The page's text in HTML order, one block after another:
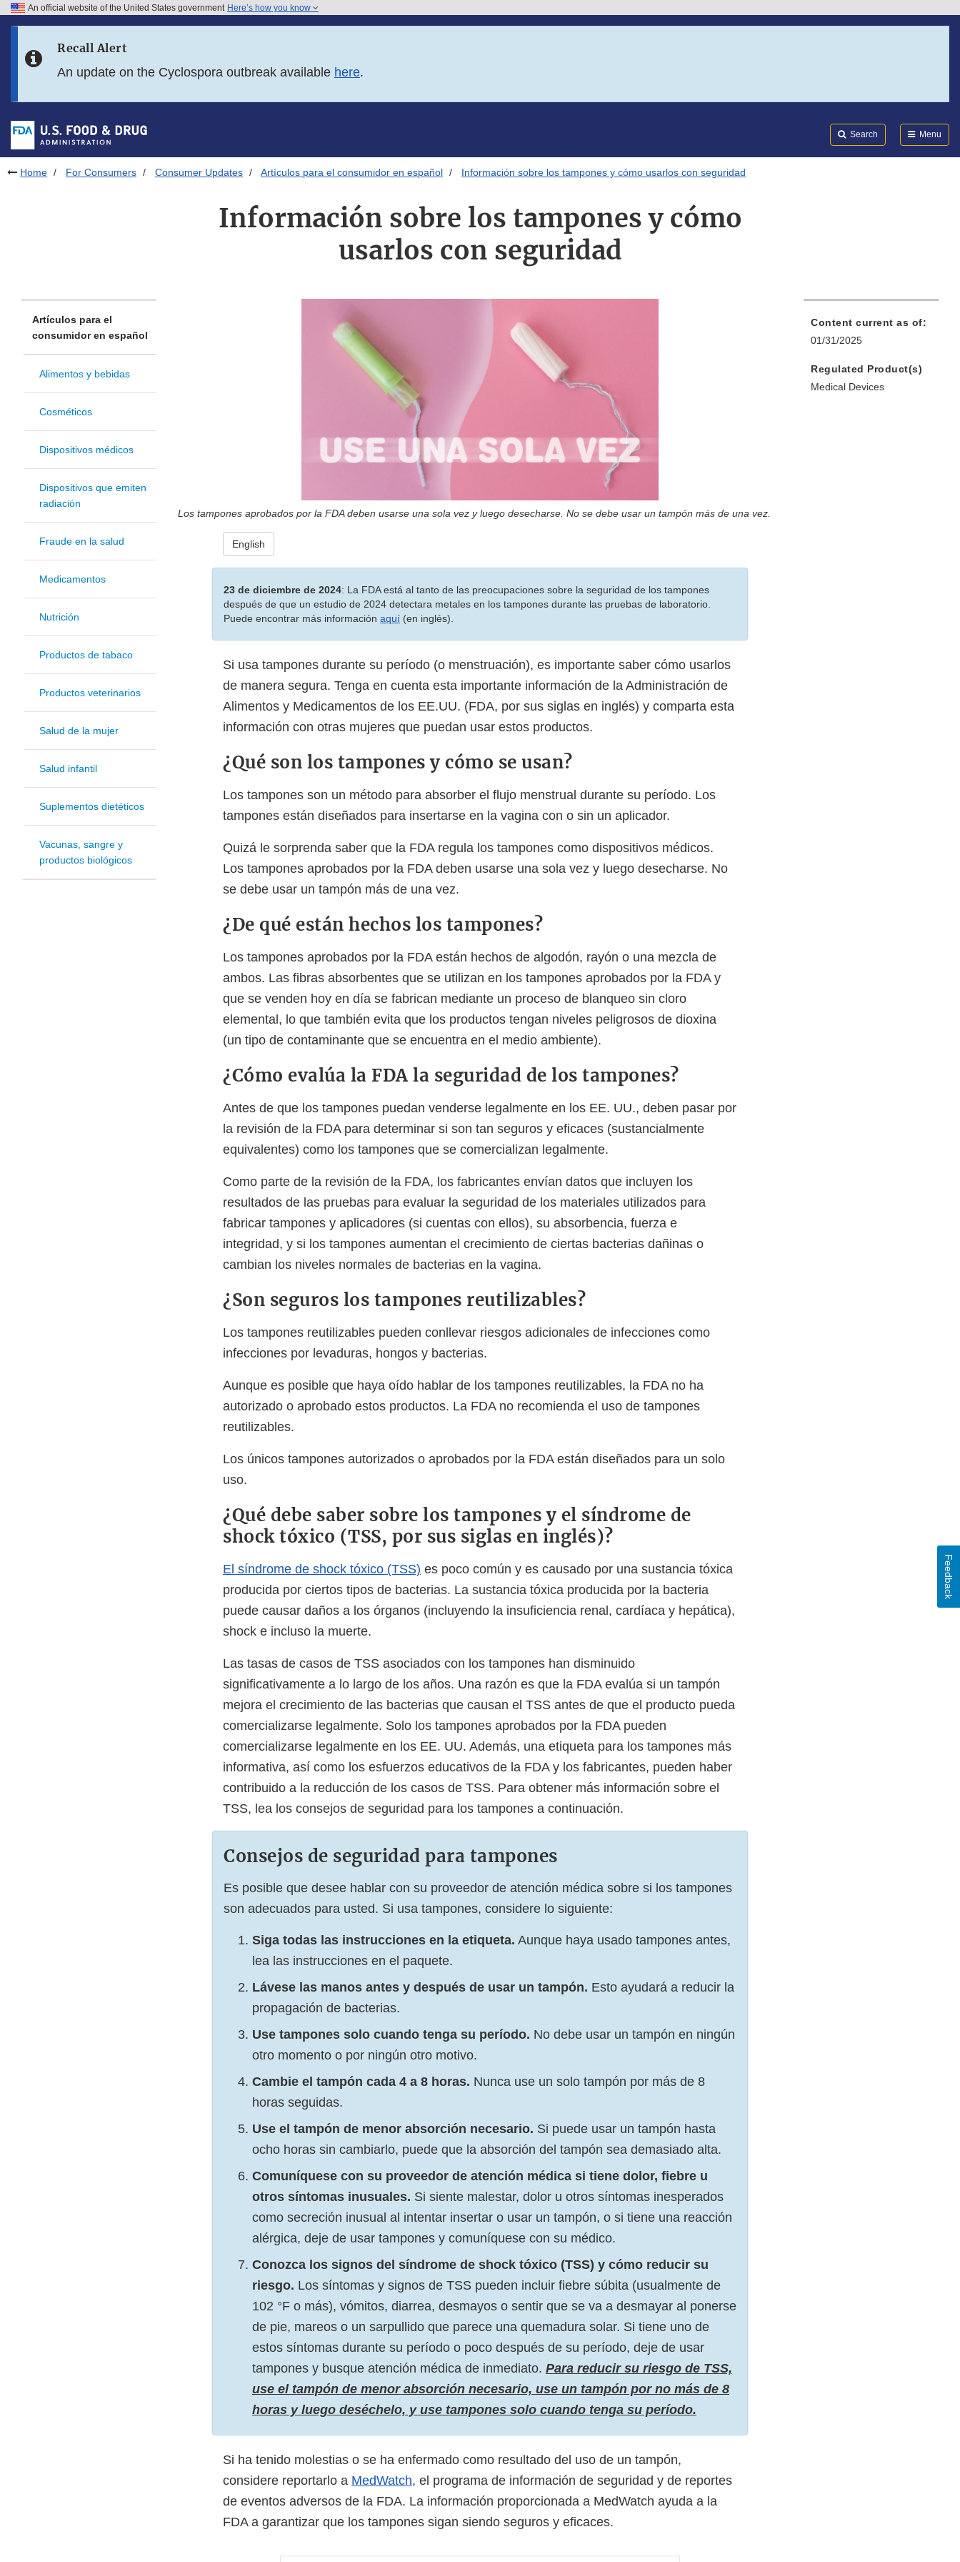
Skip to FDA Search
Skip to footer links
An official website of the United States government Here’s how you know
Recall Alert
An update on the Cyclospora outbreak available here.
Search Menu
Home For Consumers Consumer Updates Artículos para el consumidor en español Información sobre los tampones y cómo usarlos con seguridad
Información sobre los tampones y cómo
usarlos con seguridad
Artículos para el
consumidor en español
Alimentos y bebidas
Cosméticos
Dispositivos médicos
Dispositivos que emiten
radiación
Fraude en la salud
Medicamentos
Nutrición
Productos de tabaco
Productos veterinarios
Salud de la mujer
Salud infantil
Suplementos dietéticos
Vacunas, sangre y
productos biológicos
Los tampones aprobados por la FDA deben usarse una sola vez y luego desecharse. No se debe usar un tampón más de una vez.
English
23 de diciembre de 2024: La FDA está al tanto de las preocupaciones sobre la seguridad de los tampones
después de que un estudio de 2024 detectara metales en los tampones durante las pruebas de laboratorio.
Puede encontrar más información aquí (en inglés).
Si usa tampones durante su período (o menstruación), es importante saber cómo usarlos
de manera segura. Tenga en cuenta esta importante información de la Administración de
Alimentos y Medicamentos de los EE.UU. (FDA, por sus siglas en inglés) y comparta esta
información con otras mujeres que puedan usar estos productos.
¿Qué son los tampones y cómo se usan?
Los tampones son un método para absorber el flujo menstrual durante su período. Los
tampones están diseñados para insertarse en la vagina con o sin un aplicador.
Quizá le sorprenda saber que la FDA regula los tampones como dispositivos médicos.
Los tampones aprobados por la FDA deben usarse una sola vez y luego desecharse. No
se debe usar un tampón más de una vez.
¿De qué están hechos los tampones?
Los tampones aprobados por la FDA están hechos de algodón, rayón o una mezcla de
ambos. Las fibras absorbentes que se utilizan en los tampones aprobados por la FDA y
que se venden hoy en día se fabrican mediante un proceso de blanqueo sin cloro
elemental, lo que también evita que los productos tengan niveles peligrosos de dioxina
(un tipo de contaminante que se encuentra en el medio ambiente).
¿Cómo evalúa la FDA la seguridad de los tampones?
Antes de que los tampones puedan venderse legalmente en los EE. UU., deben pasar por
la revisión de la FDA para determinar si son tan seguros y eficaces (sustancialmente
equivalentes) como los tampones que se comercializan legalmente.
Como parte de la revisión de la FDA, los fabricantes envían datos que incluyen los
resultados de las pruebas para evaluar la seguridad de los materiales utilizados para
fabricar tampones y aplicadores (si cuentas con ellos), su absorbencia, fuerza e
integridad, y si los tampones aumentan el crecimiento de ciertas bacterias dañinas o
cambian los niveles normales de bacterias en la vagina.
¿Son seguros los tampones reutilizables?
Los tampones reutilizables pueden conllevar riesgos adicionales de infecciones como
infecciones por levaduras, hongos y bacterias.
Aunque es posible que haya oído hablar de los tampones reutilizables, la FDA no ha
autorizado o aprobado estos productos. La FDA no recomienda el uso de tampones
reutilizables.
Los únicos tampones autorizados o aprobados por la FDA están diseñados para un solo
uso.
¿Qué debe saber sobre los tampones y el síndrome de
shock tóxico (TSS, por sus siglas en inglés)?
El síndrome de shock tóxico (TSS) es poco común y es causado por una sustancia tóxica
producida por ciertos tipos de bacterias. La sustancia tóxica producida por la bacteria
puede causar daños a los órganos (incluyendo la insuficiencia renal, cardíaca y hepática),
shock e incluso la muerte.
Las tasas de casos de TSS asociados con los tampones han disminuido
significativamente a lo largo de los años. Una razón es que la FDA evalúa si un tampón
mejora el crecimiento de las bacterias que causan el TSS antes de que el producto pueda
comercializarse legalmente. Solo los tampones aprobados por la FDA pueden
comercializarse legalmente en los EE. UU. Además, una etiqueta para los tampones más
informativa, así como los esfuerzos educativos de la FDA y los fabricantes, pueden haber
contribuido a la reducción de los casos de TSS. Para obtener más información sobre el
TSS, lea los consejos de seguridad para los tampones a continuación.
Consejos de seguridad para tampones
Es posible que desee hablar con su proveedor de atención médica sobre si los tampones
son adecuados para usted. Si usa tampones, considere lo siguiente:
Siga todas las instrucciones en la etiqueta. Aunque haya usado tampones antes,
lea las instrucciones en el paquete.
Lávese las manos antes y después de usar un tampón. Esto ayudará a reducir la
propagación de bacterias.
Use tampones solo cuando tenga su período. No debe usar un tampón en ningún
otro momento o por ningún otro motivo.
Cambie el tampón cada 4 a 8 horas. Nunca use un solo tampón por más de 8
horas seguidas.
Use el tampón de menor absorción necesario. Si puede usar un tampón hasta
ocho horas sin cambiarlo, puede que la absorción del tampón sea demasiado alta.
Comuníquese con su proveedor de atención médica si tiene dolor, fiebre u
otros síntomas inusuales. Si siente malestar, dolor u otros síntomas inesperados
como secreción inusual al intentar insertar o usar un tampón, o si tiene una reacción
alérgica, deje de usar tampones y comuníquese con su médico.
Conozca los signos del síndrome de shock tóxico (TSS) y cómo reducir su
riesgo. Los síntomas y signos de TSS pueden incluir fiebre súbita (usualmente de
102 °F o más), vómitos, diarrea, desmayos o sentir que se va a desmayar al ponerse
de pie, mareos o un sarpullido que parece una quemadura solar. Si tiene uno de
estos síntomas durante su período o poco después de su período, deje de usar
tampones y busque atención médica de inmediato. Para reducir su riesgo de TSS,
use el tampón de menor absorción necesario, use un tampón por no más de 8
horas y luego deséchelo, y use tampones solo cuando tenga su período.
Si ha tenido molestias o se ha enfermado como resultado del uso de un tampón,
considere reportarlo a MedWatch, el programa de información de seguridad y de reportes
de eventos adversos de la FDA. La información proporcionada a MedWatch ayuda a la
FDA a garantizar que los tampones sigan siendo seguros y eficaces.
Content current as of:
01/31/2025
Regulated Product(s)
Medical Devices
Feedback